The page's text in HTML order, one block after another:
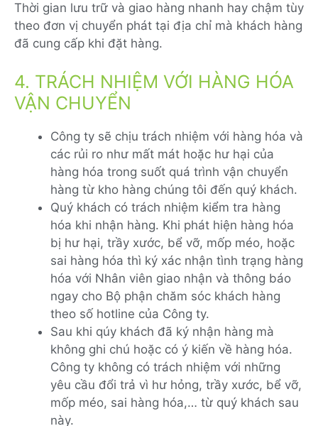
Thời gian lưu trữ và giao hàng nhanh hay chậm tùy
theo đơn vị chuyển phát tại địa chỉ mà khách hàng
đã cung cấp khi đặt hàng.
4. TRÁCH NHIỆM VỚI HÀNG HÓA
VẬN CHUYỂN
Công ty sẽ chịu trách nhiệm với hàng hóa và
các rủi ro như mất mát hoặc hư hại của
hàng hóa trong suốt quá trình vận chuyển
hàng từ kho hàng chúng tôi đến quý khách.
Quý khách có trách nhiệm kiểm tra hàng
hóa khi nhận hàng. Khi phát hiện hàng hóa
bị hư hại, trầy xước, bể vỡ, mốp méo, hoặc
sai hàng hóa thì ký xác nhận tình trạng hàng
hóa với Nhân viên giao nhận và thông báo
ngay cho Bộ phận chăm sóc khách hàng
theo số hotline của Công ty.
Sau khi qúy khách đã ký nhận hàng mà
không ghi chú hoặc có ý kiến về hàng hóa.
Công ty không có trách nhiệm với những
yêu cầu đổi trả vì hư hỏng, trầy xước, bể vỡ,
mốp méo, sai hàng hóa,… từ quý khách sau
này.